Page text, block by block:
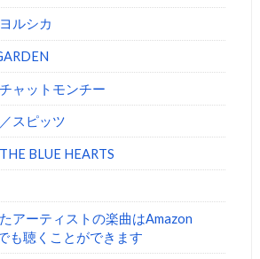
ルシカ
ャットモンチー
スピッツ
BLUE HEARTS
アーティストの楽曲はAmazon
も聴くことができます